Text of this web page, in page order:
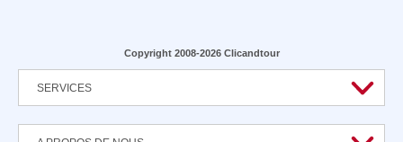
Copyright 2008-2026 Clicandtour
SERVICES